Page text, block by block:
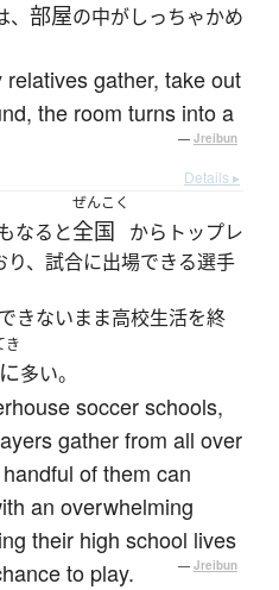
部屋の中がしっちゃかめ
gather, take out
the room turns into a
— Jreibun
Details ▸
なると
ぜんこく
全国
からトップレ
、試合に出場できる選手
きないまま高校生活を終
き
多い。
soccer schools,
gather from all over
of them can
an overwhelming
their high school lives
to play.
— Jreibun